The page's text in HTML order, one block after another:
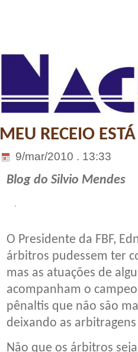
MEU RECEIO
9/mar/2010 . 13:33
Blog do Silvio Mendes
O Presidente da FBF,
árbitros pudessem ter
mas as atuações de
acompanham o
pênaltis que não são
deixando as
Não que os árbitros